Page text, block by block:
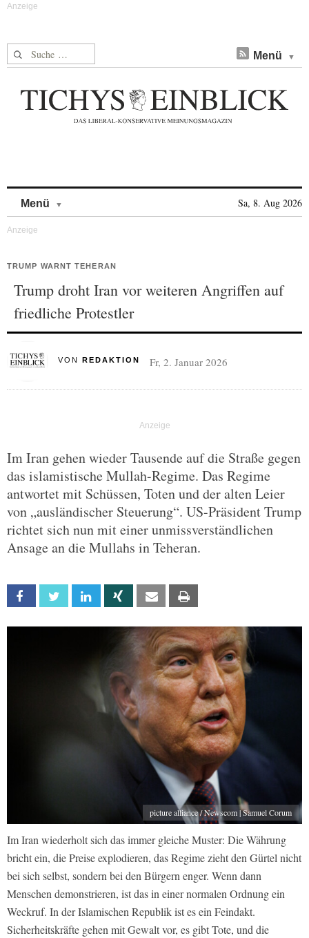
Suche nach: Menü
Menü Sa, 8. Aug 2026
TRUMP WARNT TEHERAN
Trump droht Iran vor weiteren Angriffen auf
friedliche Protestler
VON REDAKTION Fr, 2. Januar 2026
Im Iran gehen wieder Tausende auf die Straße gegen
das islamistische Mullah-Regime. Das Regime
antwortet mit Schüssen, Toten und der alten Leier
von „ausländischer Steuerung“. US-Präsident Trump
richtet sich nun mit einer unmissverständlichen
Ansage an die Mullahs in Teheran.
Facebook Twitter Linkedin Xing Email
picture alliance / Newscom | Samuel Corum
Im Iran wiederholt sich das immer gleiche Muster: Die Währung
bricht ein, die Preise explodieren, das Regime zieht den Gürtel nicht
bei sich selbst, sondern bei den Bürgern enger. Wenn dann
Menschen demonstrieren, ist das in einer normalen Ordnung ein
Weckruf. In der Islamischen Republik ist es ein Feindakt.
Sicherheitskräfte gehen mit Gewalt vor, es gibt Tote, und die